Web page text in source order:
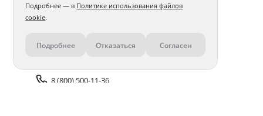
Контакты
8 (800) 500-11-36
Подробнее — в Политике использования файлов
cookie.
Подробнее Отказаться Согласен